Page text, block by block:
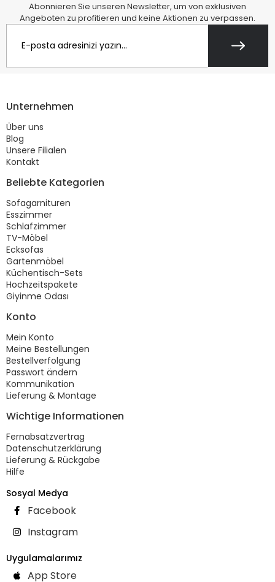
Abonnieren Sie unseren Newsletter, um von exklusiven
Angeboten zu profitieren und keine Aktionen zu verpassen.
Unternehmen
Über uns
Blog
Unsere Filialen
Kontakt
Beliebte Kategorien
Sofagarnituren
Esszimmer
Schlafzimmer
TV-Möbel
Ecksofas
Gartenmöbel
Küchentisch-Sets
Hochzeitspakete
Giyinme Odası
Konto
Mein Konto
Meine Bestellungen
Bestellverfolgung
Passwort ändern
Kommunikation
Lieferung & Montage
Wichtige Informationen
Fernabsatzvertrag
Datenschutzerklärung
Lieferung & Rückgabe
Hilfe
Sosyal Medya
Facebook
Instagram
Uygulamalarımız
App Store